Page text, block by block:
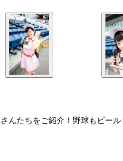
んたちをご紹介！野球もビ